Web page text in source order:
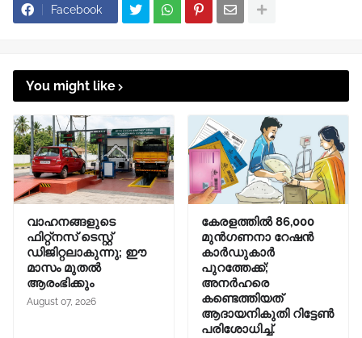
Facebook
You might like
വാഹനങ്ങളുടെ
ഫിറ്റ്‌നസ് ടെസ്റ്റ്
ഡിജിറ്റലാകുന്നു; ഈ
മാസം മുതൽ
ആരംഭിക്കും
August 07, 2026
കേരളത്തിൽ 86,000
മുൻഗണനാ റേഷൻ
കാർഡുകാർ
പുറത്തേക്ക്;
അനർഹരെ
കണ്ടെത്തിയത്
ആദായനികുതി റിട്ടേൺ
പരിശോധിച്ച്.